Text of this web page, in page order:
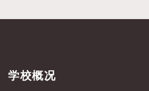
学校概况